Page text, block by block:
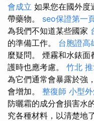
會成立 如果您在國外度
帶藥物。 seo保證第一
為我們不知道某些國家
的準備工作。 台胞證高
麼疑問。 煙霧和水錶
護時也應考慮。 竹北
為它們通常會暴露於強
會增加。 整復師 小型
防曬霜的成分會損害水
究各種材料，以清楚地